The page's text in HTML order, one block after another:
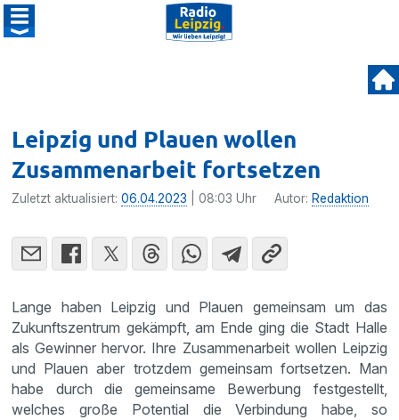
Leipzig und Plauen wollen
Zusammenarbeit fortsetzen
Zuletzt aktualisiert:06.04.2023 | 08:03 Uhr Autor: Redaktion
Lange haben Leipzig und Plauen gemeinsam um das
Zukunftszentrum gekämpft, am Ende ging die Stadt Halle
als Gewinner hervor. Ihre Zusammenarbeit wollen Leipzig
und Plauen aber trotzdem gemeinsam fortsetzen. Man
habe durch die gemeinsame Bewerbung festgestellt,
welches große Potential die Verbindung habe, so